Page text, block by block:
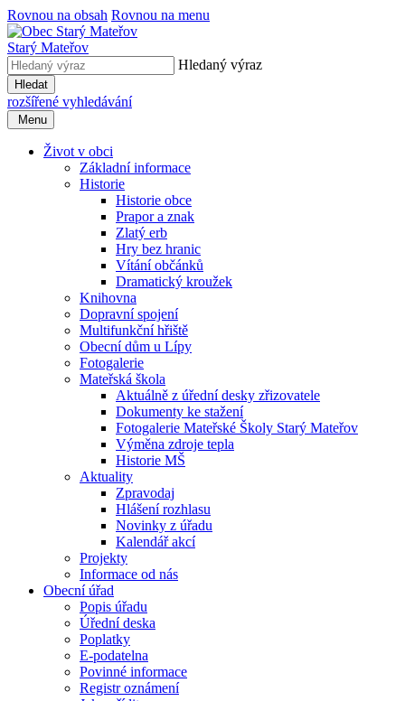
Rovnou na obsah Rovnou na menu
Starý Mateřov
Hledaný výraz
Hledat
rozšířené vyhledávání
Menu
Život v obci
Základní informace
Historie
Historie obce
Prapor a znak
Zlatý erb
Hry bez hranic
Vítání občánků
Dramatický kroužek
Knihovna
Dopravní spojení
Multifunkční hřiště
Obecní dům u Lípy
Fotogalerie
Mateřská škola
Aktuálně z úřední desky zřizovatele
Dokumenty ke stažení
Fotogalerie Mateřské Školy Starý Mateřov
Výměna zdroje tepla
Historie MŠ
Aktuality
Zpravodaj
Hlášení rozhlasu
Novinky z úřadu
Kalendář akcí
Projekty
Informace od nás
Obecní úřad
Popis úřadu
Úřední deska
Poplatky
E-podatelna
Povinné informace
Registr oznámení